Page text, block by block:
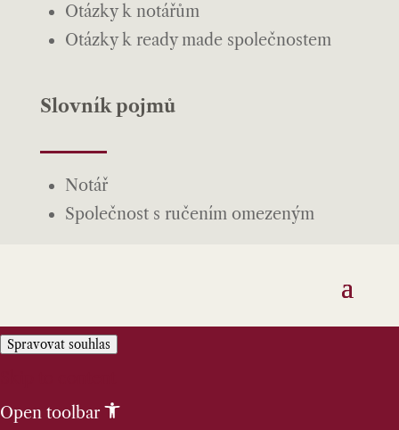
Otázky k notářům
Otázky k ready made společnostem
Slovník pojmů
Notář
Společnost s ručením omezeným
Spravovat souhlas
Open toolbar